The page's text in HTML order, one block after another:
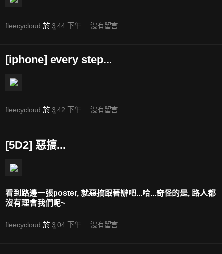
fleecycloud 於 3:44 下午 沒有留言:
[iphone] every step...
fleecycloud 於 3:42 下午 沒有留言:
[5D2] 惡搞...
看到路邊一張poster, 就惡搞跟著辦吧...哈...奇怪的是, 路人都
沒有理會我們呢~
fleecycloud 於 3:04 下午 沒有留言: